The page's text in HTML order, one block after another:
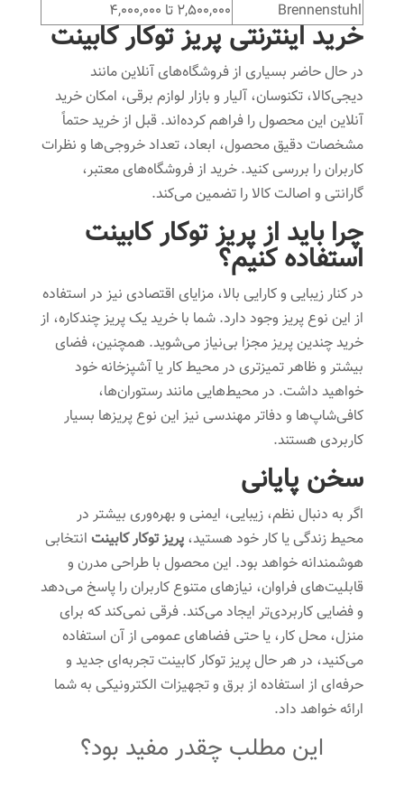
Brennenstuhl ۲,۵۰۰,۰۰۰ تا ۴,۰۰۰,۰۰۰
خرید اینترنتی پریز توکار کابینت
در حال حاضر بسیاری از فروشگاه‌های آنلاین مانند
دیجی‌کالا، تکنوسان، آلیار و بازار لوازم برقی، امکان خرید
آنلاین این محصول را فراهم کرده‌اند. قبل از خرید حتماً
مشخصات دقیق محصول، ابعاد، تعداد خروجی‌ها و نظرات
کاربران را بررسی کنید. خرید از فروشگاه‌های معتبر،
گارانتی و اصالت کالا را تضمین می‌کند.
چرا باید از پریز توکار کابینت
استفاده کنیم؟
در کنار زیبایی و کارایی بالا، مزایای اقتصادی نیز در استفاده
از این نوع پریز وجود دارد. شما با خرید یک پریز چندکاره، از
خرید چندین پریز مجزا بی‌نیاز می‌شوید. همچنین، فضای
بیشتر و ظاهر تمیزتری در محیط کار یا آشپزخانه خود
خواهید داشت. در محیط‌هایی مانند رستوران‌ها،
کافی‌شاپ‌ها و دفاتر مهندسی نیز این نوع پریزها بسیار
کاربردی هستند.
سخن پایانی
اگر به دنبال نظم، زیبایی، ایمنی و بهره‌وری بیشتر در
محیط زندگی یا کار خود هستید، پریز توکار کابینتانتخابی
هوشمندانه خواهد بود. این محصول با طراحی مدرن و
قابلیت‌های فراوان، نیازهای متنوع کاربران را پاسخ می‌دهد
و فضایی کاربردی‌تر ایجاد می‌کند. فرقی نمی‌کند که برای
منزل، محل کار، یا حتی فضاهای عمومی از آن استفاده
می‌کنید، در هر حال پریز توکار کابینت تجربه‌ای جدید و
حرفه‌ای از استفاده از برق و تجهیزات الکترونیکی به شما
ارائه خواهد داد.
این مطلب چقدر مفید بود؟